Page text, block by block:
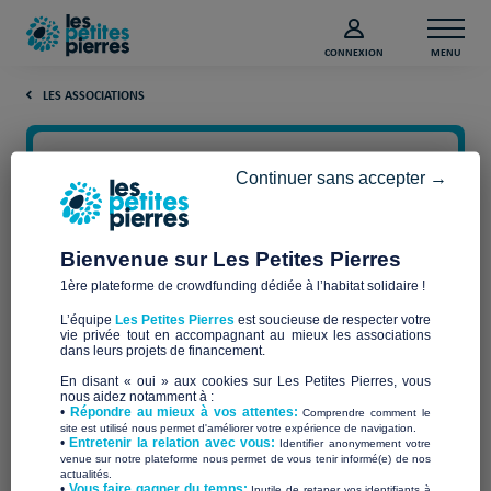
CONNEXION MENU
LES ASSOCIATIONS
Habitat et Humanisme
Haute Savoie
Bienvenue sur Les Petites Pierres
1ère plateforme de crowdfunding dédiée à l’habitat solidaire !
L’équipe Les Petites Pierres est soucieuse de respecter votre
vie privée tout en accompagnant au mieux les associations
dans leurs projets de financement.
En disant « oui » aux cookies sur Les Petites Pierres, vous
nous aidez notamment à :
• Répondre au mieux à vos attentes:Comprendre comment le
site est utilisé nous permet d'améliorer votre expérience de navigation.
•Entretenir la relation avec vous: Identifier anonymement votre
venue sur notre plateforme nous permet de vous tenir informé(e) de nos
actualités.
Continuer sans accepter →